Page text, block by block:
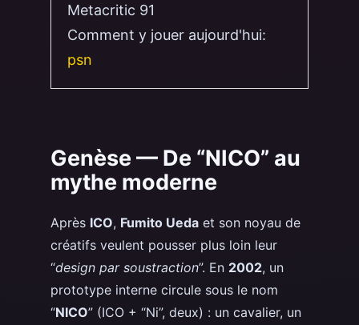
Metacritic 91
Comment y jouer aujourd'hui:
psn
Genèse — De “NICO” au
mythe moderne
Après ICO, Fumito Uedaet son noyau de
créatifs veulent pousser plus loin leur
“design par soustraction”. En 2002, un
prototype interne circule sous le nom
“NICO” (ICO + “Ni”, deux) : un cavalier, un